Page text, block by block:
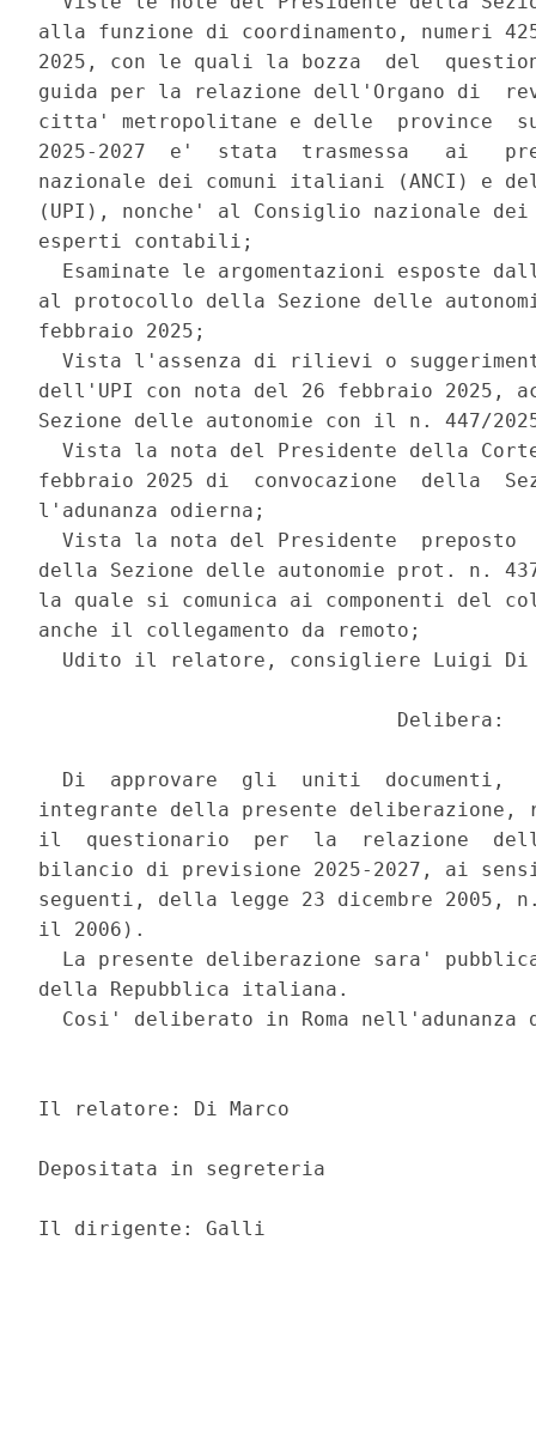
alla funzione di coordinamento, numeri
2025, con le quali la bozza  del
guida per la relazione dell'Organo di
citta' metropolitane e delle  province
2025-2027  e'  stata  trasmessa   ai
nazionale dei comuni italiani (ANCI) e
(UPI), nonche' al Consiglio nazionale
esperti contabili;
Esaminate le argomentazioni esposte
al protocollo della Sezione delle
febbraio 2025;
Vista l'assenza di rilievi o
dell'UPI con nota del 26 febbraio 2025,
Sezione delle autonomie con il n. 447/
Vista la nota del Presidente della
febbraio 2025 di  convocazione  della
l'adunanza odierna;
Vista la nota del Presidente  preposto
della Sezione delle autonomie prot. n.
la quale si comunica ai componenti del
anche il collegamento da remoto;
Udito il relatore, consigliere Luigi
                              Delibera:
Di  approvare  gli  uniti  documenti,
integrante della presente deliberazione,
il  questionario  per  la  relazione
bilancio di previsione 2025-2027, ai
seguenti, della legge 23 dicembre 2005,
il 2006).
La presente deliberazione sara'
della Repubblica italiana.
Cosi' deliberato in Roma nell'adunanza
Il relatore: Di Marco
Depositata in segreteria